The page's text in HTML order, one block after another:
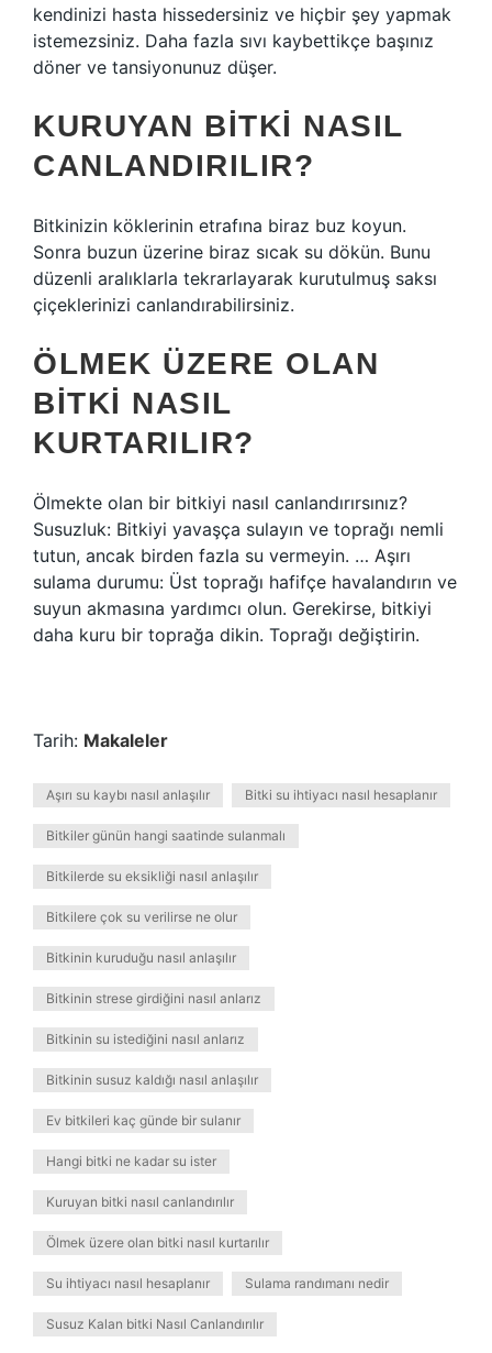
kendinizi hasta hissedersiniz ve hiçbir şey yapmak
istemezsiniz. Daha fazla sıvı kaybettikçe başınız
döner ve tansiyonunuz düşer.
KURUYAN BITKI NASIL
CANLANDIRILIR?
Bitkinizin köklerinin etrafına biraz buz koyun.
Sonra buzun üzerine biraz sıcak su dökün. Bunu
düzenli aralıklarla tekrarlayarak kurutulmuş saksı
çiçeklerinizi canlandırabilirsiniz.
ÖLMEK ÜZERE OLAN
BITKI NASIL
KURTARILIR?
Ölmekte olan bir bitkiyi nasıl canlandırırsınız?
Susuzluk: Bitkiyi yavaşça sulayın ve toprağı nemli
tutun, ancak birden fazla su vermeyin. … Aşırı
sulama durumu: Üst toprağı hafifçe havalandırın ve
suyun akmasına yardımcı olun. Gerekirse, bitkiyi
daha kuru bir toprağa dikin. Toprağı değiştirin.
Tarih: Makaleler
Aşırı su kaybı nasıl anlaşılır Bitki su ihtiyacı nasıl hesaplanır
Bitkiler günün hangi saatinde sulanmalı
Bitkilerde su eksikliği nasıl anlaşılır
Bitkilere çok su verilirse ne olur
Bitkinin kuruduğu nasıl anlaşılır
Bitkinin strese girdiğini nasıl anlarız
Bitkinin su istediğini nasıl anlarız
Bitkinin susuz kaldığı nasıl anlaşılır
Ev bitkileri kaç günde bir sulanır
Hangi bitki ne kadar su ister
Kuruyan bitki nasıl canlandırılır
Ölmek üzere olan bitki nasıl kurtarılır
Su ihtiyacı nasıl hesaplanır Sulama randımanı nedir
Susuz Kalan bitki Nasıl Canlandırılır